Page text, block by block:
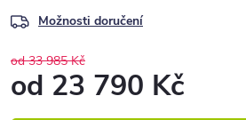
Možnosti doručení
od 33 985 Kč
od 23 790 Kč